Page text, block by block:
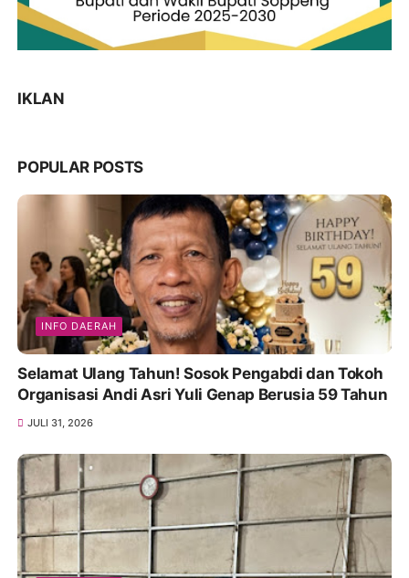
IKLAN
POPULAR POSTS
INFO DAERAH
Selamat Ulang Tahun! Sosok Pengabdi dan Tokoh
Organisasi Andi Asri Yuli Genap Berusia 59 Tahun
JULI 31, 2026